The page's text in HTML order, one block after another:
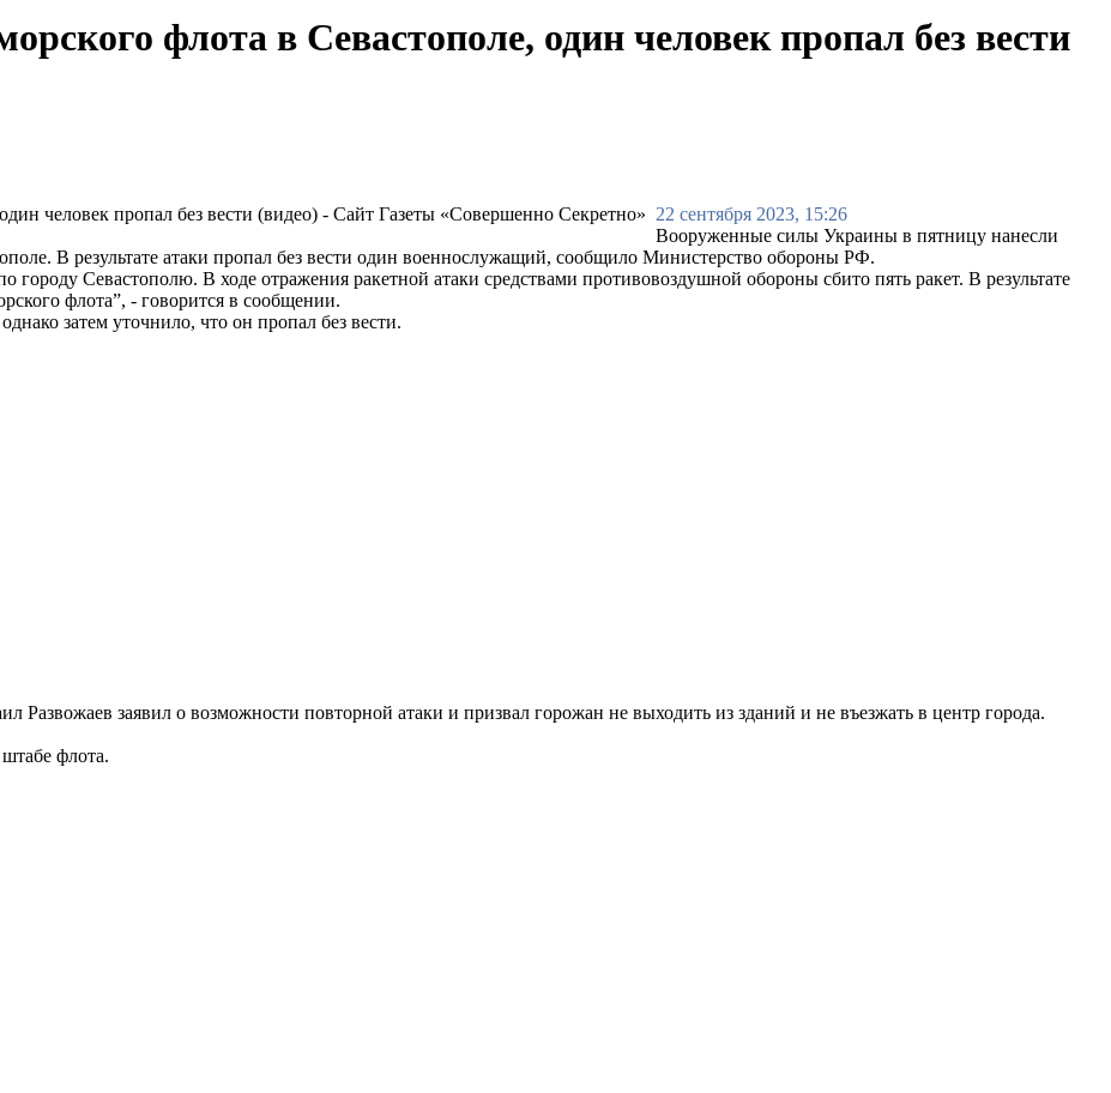
флота в Севастополе, один человек пропал без вести
22 сентября 2023, 15:26
Вооруженные силы Украины в пятницу нанесли
В результате атаки пропал без вести один военнослужащий, сообщило Министерство обороны РФ.
Севастополю. В ходе отражения ракетной атаки средствами противовоздушной обороны сбито пять ракет. В результате
флота”, - говорится в сообщении.
затем уточнило, что он пропал без вести.
Развожаев заявил о возможности повторной атаки и призвал горожан не выходить из зданий и не въезжать в центр города.
флота.